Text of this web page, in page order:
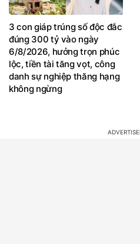
3 con giáp trúng số độc đắc
đúng 300 tỷ vào ngày
6/8/2026, hưởng trọn phúc
lộc, tiền tài tăng vọt, công
danh sự nghiệp thăng hạng
không ngừng